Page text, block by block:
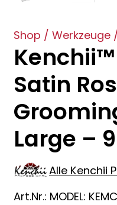
Shop / Werkzeuge /
Satin
Large –
Alle Kenchii
Art.Nr.: MODEL: